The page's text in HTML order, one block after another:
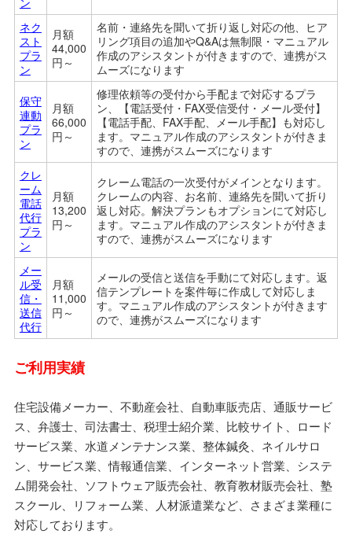
ネク
スト
プラ
ン
月額
44,000
円～
名前・連絡先を聞いて折り返し対応の他、ヒア
リング項目の追加やQ&Aは無制限・マニュアル
作成のアシスタントが付きますので、連携がス
ムーズになります
保守
連動
プラ
ン
月額
66,000
円～
修理依頼等の受付から手配まで対応するプラ
ン、【電話受付・FAX受信受付・メール受付】
【電話手配、FAX手配、メール手配】も対応し
ます。マニュアル作成のアシスタントが付きま
すので、連携がスムーズになります
クレ
ーム
電話
代行
プラ
ン
月額
13,200
円～
クレーム電話の一次受付がメインとなります。
クレームの内容、お名前、連絡先を聞いて折り
返し対応。解決プランもオプションにて対応し
ます。 マニュアル作成のアシスタントが付きま
すので、連携がスムーズになります
メー
ル受
信・
送信
代行
月額
11,000
円～
メールの受信と送信を手動にて対応します。返
信テンプレートを案件毎に作成して対応しま
す。 マニュアル作成のアシスタントが付きます
ので、連携がスムーズになります
ご利用実績
住宅設備メーカー、不動産会社、自動車販売店、通販サービ
ス、弁護士、司法書士、税理士紹介業、比較サイト、ロード
サービス業、水道メンテナンス業、整体鍼灸、ネイルサロ
ン、サービス業、情報通信業、インターネット営業、システ
ム開発会社、ソフトウェア販売会社、教育教材販売会社、塾
スクール、リフォーム業、人材派遣業など、さまざま業種に
対応しております。